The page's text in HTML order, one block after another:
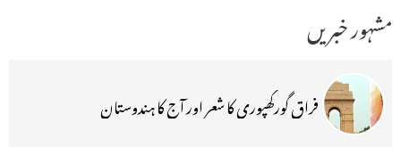
مشہور خبریں
فراق گورکھپوری کا شعر اور آج کا ہندوستان